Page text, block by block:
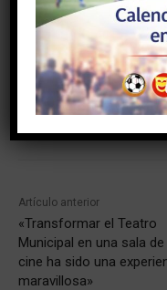
Artículo anterior
«Transformar el Teatro
Municipal en una sala de
cine ha sido una
maravillosa»